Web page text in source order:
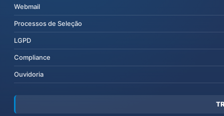
Webmail
Processos de Seleção
LGPD
Compliance
Ouvidoria